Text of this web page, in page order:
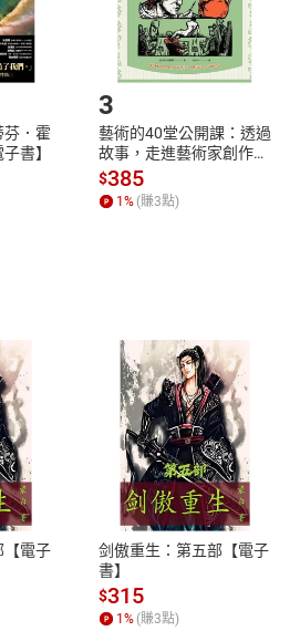
Step2.登入
退換貨規範
本店是否提供消費者保護法七日猶
之權利，遽消費者保護法及通訊交
除權合理例外情事適用準則，依商
質各有不同規定。詳細退換貨說明
照各商品說明。
芬．霍
書】
3
藝術的40堂公開課：透過
故事，走進藝術家創作現
場，看藝術如何誕生、如
何形塑人類生活【電子
書】
$385
1 % (賺3點)
【電子
剑傲重生：第五部【電子
書】
$315
1 % (賺3點)